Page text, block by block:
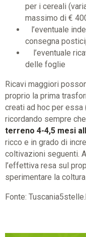
per i cereali
massimo di €
l’eventuale
consegna
l’eventuale
delle foglie
Ricavi maggiori
proprio la prima
creati ad hoc per
ricordando sempre che
terreno 4-4,5 mesi
ricco e in grado di
coltivazioni seguenti.
l’effettiva resa sul
sperimentare la
Fonte: